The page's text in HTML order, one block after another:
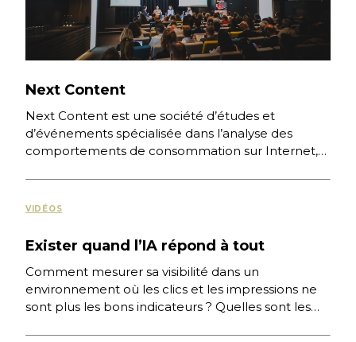
Next Content
Next Content est une société d’études et
d’événements spécialisée dans l’analyse des
comportements de consommation sur Internet,
VIDÉOS
Exister quand l’IA répond à tout
Comment mesurer sa visibilité dans un
environnement où les clics et les impressions ne
sont plus les bons indicateurs ? Quelles sont les